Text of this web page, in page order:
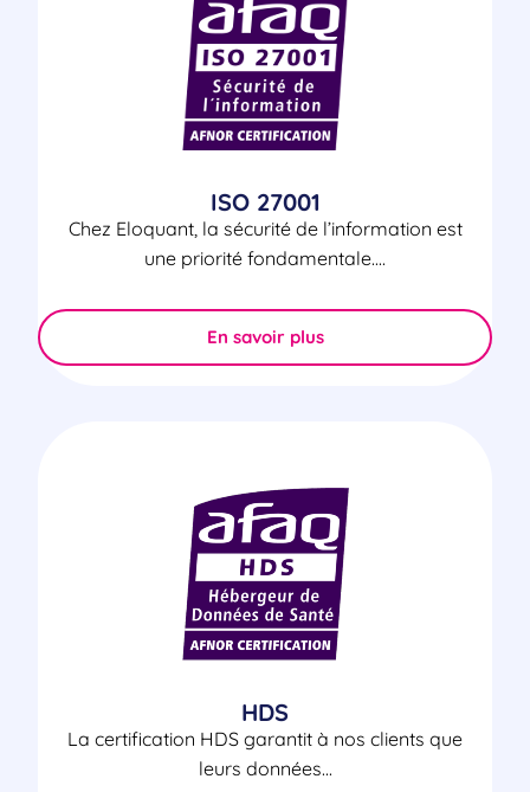
ISO 27001
Chez Eloquant, la sécurité de l’information est
une priorité fondamentale....
En savoir plus
HDS
La certification HDS garantit à nos clients que
leurs données...